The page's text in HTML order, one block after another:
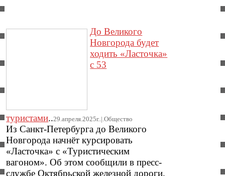
До Великого
Новгорода будет
ходить «Ласточка»
с 53
туристами..29.апреля.2025г..|.Общество
Из Санкт-Петербурга до Великого
Новгорода начнёт курсировать
«Ласточка» с «Туристическим
вагоном». Об этом сообщили в пресс-
службе Октябрьской железной дороги.